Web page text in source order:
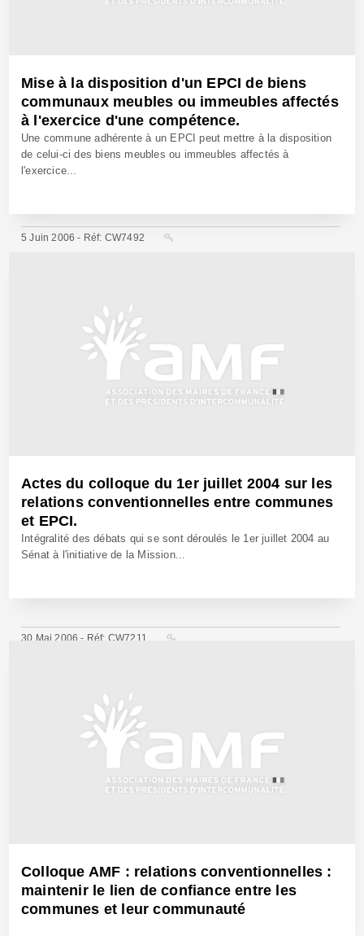
Mise à la disposition d'un EPCI de biens
communaux meubles ou immeubles affectés
à l'exercice d'une compétence.
Une commune adhérente à un EPCI peut mettre à la disposition
de celui-ci des biens meubles ou immeubles affectés à
l'exercice...
5 Juin 2006 - Réf: CW7492
Actes du colloque du 1er juillet 2004 sur les
relations conventionnelles entre communes
et EPCI.
Intégralité des débats qui se sont déroulés le 1er juillet 2004 au
Sénat à l'initiative de la Mission...
30 Mai 2006 - Réf: CW7211
Colloque AMF : relations conventionnelles :
maintenir le lien de confiance entre les
communes et leur communauté